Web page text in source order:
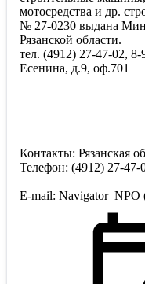
мотосредства и др.
№ 27-0230 выдана
Рязанской области.
тел. (4912) 27-47-02,
Есенина, д.9, оф.701
Контакты: Рязанская
Телефон: (4912) 27-47-
E-mail: Navigator_NPO